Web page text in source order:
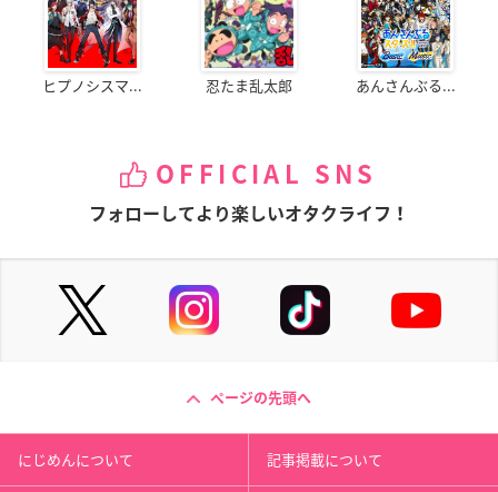
ヒプノシスマ... 忍たま乱太郎 あんさんぶる...
OFFICIAL SNS
フォローしてより楽しいオタクライフ！
ページの先頭へ
にじめんについて 記事掲載について